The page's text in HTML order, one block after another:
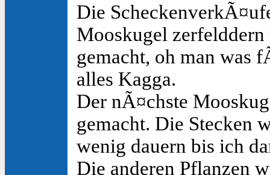
Die
Mooskugel zerfelddern
gemacht, oh man was
alles Kagga.
Der nÃ¤chste
gemacht. Die Stecken
wenig dauern bis ich
Die anderen Pflanzen